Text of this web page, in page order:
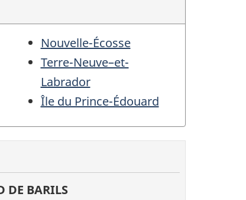
Nouvelle-Écosse
Terre-Neuve–et-
Labrador
Île du Prince-Édouard
DE BARILS